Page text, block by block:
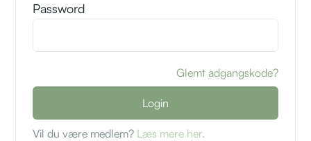
Password
Glemt adgangskode?
Vil du være medlem? Læs mere her.